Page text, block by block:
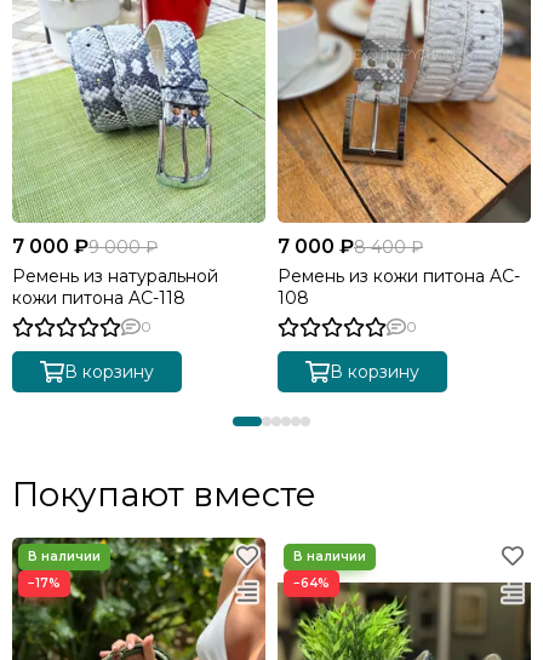
7 000 ₽9 000 ₽
Ремень из натуральной
кожи питона AC-118
0
В корзину
7 000 ₽8 400 ₽
Ремень из кожи питона AC-
108
0
В корзину
Покупают вместе
−17% −64%